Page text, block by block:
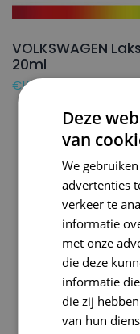
VOLKSWAGEN
20ml
€16,50
Deze
van
We
advertenties
verkeer te
informatie
met onze
die deze
informatie
die zij
van hun